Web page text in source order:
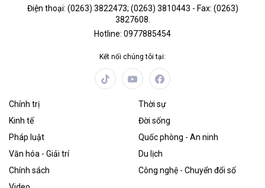
Điện thoại: (0263) 3822473; (0263) 3810443 - Fax: (0263)
3827608.
Hotline: 0977885454
Kết nối chúng tôi tại:
Chính trị
Thời sự
Kinh tế
Đời sống
Pháp luật
Quốc phòng - An ninh
Văn hóa - Giải trí
Du lịch
Chính sách
Công nghệ - Chuyển đổi số